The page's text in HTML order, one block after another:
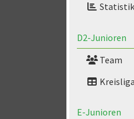
Statistik
D2-Junioren
Team
Kreisliga
E-Junioren